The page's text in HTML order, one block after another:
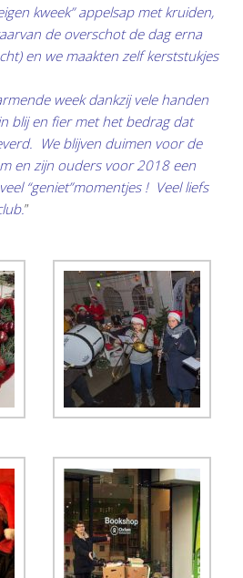
kweek” appelsap met kruiden,
de overschot de dag erna
en we maakten zelf kerststukjes
week dankzij vele handen
blij en fier met het bedrag dat
We blijven duimen voor de
en zijn ouders voor 2018 een
“geniet”momentjes ! Veel liefs
”